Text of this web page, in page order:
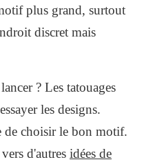
plus grand, surtout
discret mais
? Les tatouages
les designs.
de choisir le bon motif.
d'autres idées de